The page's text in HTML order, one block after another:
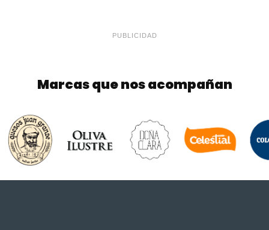
PUBLICIDAD
Marcas que nos acompañan